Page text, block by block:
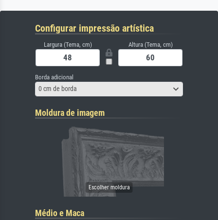
Configurar impressão artística
Largura (Tema, cm) Altura (Tema, cm)
Borda adicional
0 cm de borda
Moldura de imagem
Médio e Maca